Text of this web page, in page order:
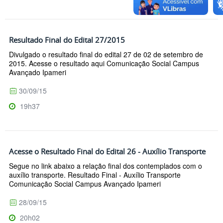
Resultado Final do Edital 27/2015
Divulgado o resultado final do edital 27 de 02 de setembro de
2015. Acesse o resultado aqui Comunicação Social Campus
Avançado Ipameri
30/09/15
19h37
Acesse o Resultado Final do Edital 26 - Auxílio Transporte
Segue no link abaixo a relação final dos contemplados com o
auxílio transporte. Resultado Final - Auxílio Transporte
Comunicação Social Campus Avançado Ipameri
28/09/15
20h02